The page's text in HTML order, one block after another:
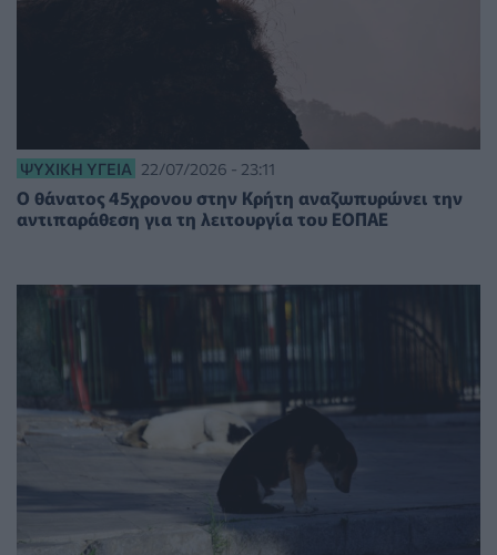
ΨΥΧΙΚΉ ΥΓΕΊΑ 22/07/2026 - 23:11
Ο θάνατος 45χρονου στην Κρήτη αναζωπυρώνει την
αντιπαράθεση για τη λειτουργία του ΕΟΠΑΕ